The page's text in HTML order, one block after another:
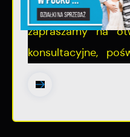
Szanowni
zapraszamy na
konsultacyjne,